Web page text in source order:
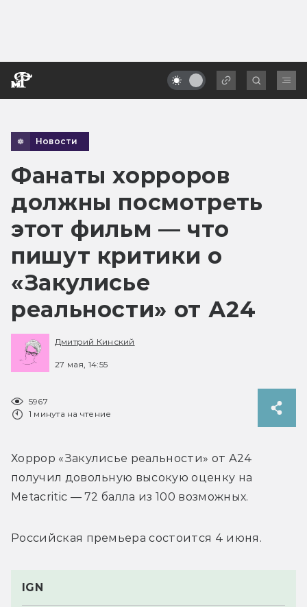
Новости
Фанаты хорроров
должны посмотреть
этот фильм — что
пишут критики о
«Закулисье
реальности» от А24
Дмитрий Кинский
27 мая, 14:55
5967
1 минута на чтение
Хоррор «Закулисье реальности» от А24
получил довольную высокую оценку на
Metacritic — 72 балла из 100 возможных.
Российская премьера состоится 4 июня.
IGN